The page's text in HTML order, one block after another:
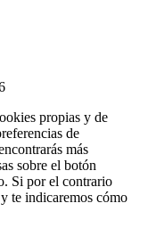
propias y de
de
más
sobre el botón
Si por el contrario
te indicaremos cómo